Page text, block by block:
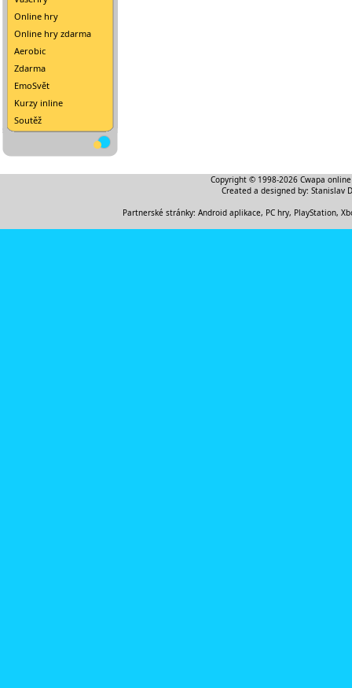
Online hry
Online hry zdarma
Aerobic
Zdarma
EmoSvět
Kurzy inline
Soutěž
Copyright © 1998-2026 Cwapa
Created a designed by: Stanislav
Partnerské stránky: Android aplikace, PC hry, PlayStation,